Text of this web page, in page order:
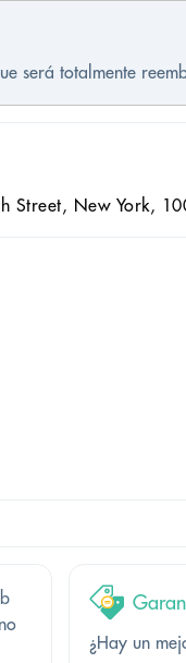
será totalmente
Street, New York,
¿Hay un